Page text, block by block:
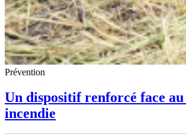
Prévention
Un dispositif renforcé face
incendie